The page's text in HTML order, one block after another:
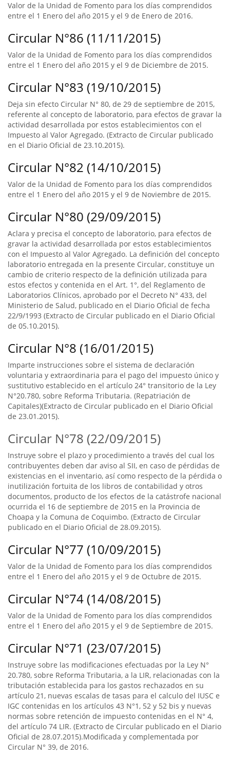
Valor de la Unidad de Fomento para los días comprendidos
entre el 1 Enero del año 2015 y el 9 de Enero de 2016.
Circular N°86 (11/11/2015)
Valor de la Unidad de Fomento para los días comprendidos
entre el 1 Enero del año 2015 y el 9 de Diciembre de 2015.
Circular N°83 (19/10/2015)
Deja sin efecto Circular N° 80, de 29 de septiembre de 2015,
referente al concepto de laboratorio, para efectos de gravar la
actividad desarrollada por estos establecimientos con el
Impuesto al Valor Agregado. (Extracto de Circular publicado
en el Diario Oficial de 23.10.2015).
Circular N°82 (14/10/2015)
Valor de la Unidad de Fomento para los días comprendidos
entre el 1 Enero del año 2015 y el 9 de Noviembre de 2015.
Circular N°80 (29/09/2015)
Aclara y precisa el concepto de laboratorio, para efectos de
gravar la actividad desarrollada por estos establecimientos
con el Impuesto al Valor Agregado. La definición del concepto
laboratorio entregada en la presente Circular, constituye un
cambio de criterio respecto de la definición utilizada para
estos efectos y contenida en el Art. 1°, del Reglamento de
Laboratorios Clínicos, aprobado por el Decreto N° 433, del
Ministerio de Salud, publicado en el Diario Oficial de fecha
22/9/1993 (Extracto de Circular publicado en el Diario Oficial
de 05.10.2015).
Circular N°8 (16/01/2015)
Imparte instrucciones sobre el sistema de declaración
voluntaria y extraordinaria para el pago del impuesto único y
sustitutivo establecido en el artículo 24° transitorio de la Ley
N°20.780, sobre Reforma Tributaria. (Repatriación de
Capitales)(Extracto de Circular publicado en el Diario Oficial
de 23.01.2015).
Circular N°78 (22/09/2015)
Instruye sobre el plazo y procedimiento a través del cual los
contribuyentes deben dar aviso al SII, en caso de pérdidas de
existencias en el inventario, así como respecto de la pérdida o
inutilización fortuita de los libros de contabilidad y otros
documentos, producto de los efectos de la catástrofe nacional
ocurrida el 16 de septiembre de 2015 en la Provincia de
Choapa y la Comuna de Coquimbo. (Extracto de Circular
publicado en el Diario Oficial de 28.09.2015).
Circular N°77 (10/09/2015)
Valor de la Unidad de Fomento para los días comprendidos
entre el 1 Enero del año 2015 y el 9 de Octubre de 2015.
Circular N°74 (14/08/2015)
Valor de la Unidad de Fomento para los días comprendidos
entre el 1 Enero del año 2015 y el 9 de Septiembre de 2015.
Circular N°71 (23/07/2015)
Instruye sobre las modificaciones efectuadas por la Ley N°
20.780, sobre Reforma Tributaria, a la LIR, relacionadas con la
tributación establecida para los gastos rechazados en su
artículo 21, nuevas escalas de tasas para el calculo del IUSC e
IGC contenidas en los artículos 43 N°1, 52 y 52 bis y nuevas
normas sobre retención de impuesto contenidas en el N° 4,
del artículo 74 LIR. (Extracto de Circular publicado en el Diario
Oficial de 28.07.2015).Modificada y complementada por
Circular N° 39, de 2016.